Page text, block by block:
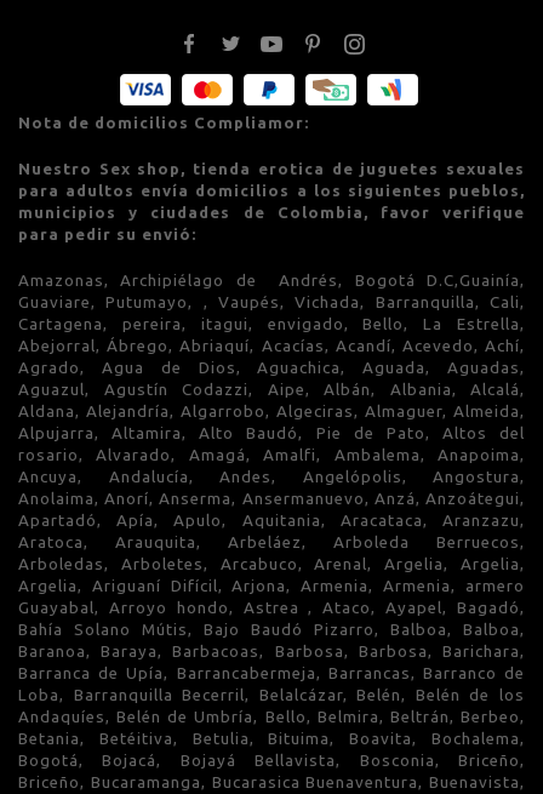
Nota de domicilios Compliamor:
Nuestro Sex shop, tienda erotica de juguetes sexuales
para adultos envía domicilios a los siguientes pueblos,
municipios y ciudades de Colombia, favor verifique
para pedir su envió:
Amazonas, Archipiélago de Andrés, Bogotá D.C,Guainía,
Guaviare, Putumayo, , Vaupés, Vichada, Barranquilla, Cali,
Cartagena, pereira, itagui, envigado, Bello, La Estrella,
Abejorral, Ábrego, Abriaquí, Acacías, Acandí, Acevedo, Achí,
Agrado, Agua de Dios, Aguachica, Aguada, Aguadas,
Aguazul, Agustín Codazzi, Aipe, Albán, Albania, Alcalá,
Aldana, Alejandría, Algarrobo, Algeciras, Almaguer, Almeida,
Alpujarra, Altamira, Alto Baudó, Pie de Pato, Altos del
rosario, Alvarado, Amagá, Amalfi, Ambalema, Anapoima,
Ancuya, Andalucía, Andes, Angelópolis, Angostura,
Anolaima, Anorí, Anserma, Ansermanuevo, Anzá, Anzoátegui,
Apartadó, Apía, Apulo, Aquitania, Aracataca, Aranzazu,
Aratoca, Arauquita, Arbeláez, Arboleda Berruecos,
Arboledas, Arboletes, Arcabuco, Arenal, Argelia, Argelia,
Argelia, Ariguaní Difícil, Arjona, Armenia, Armenia, armero
Guayabal, Arroyo hondo, Astrea , Ataco, Ayapel, Bagadó,
Bahía Solano Mútis, Bajo Baudó Pizarro, Balboa, Balboa,
Baranoa, Baraya, Barbacoas, Barbosa, Barbosa, Barichara,
Barranca de Upía, Barrancabermeja, Barrancas, Barranco de
Loba, Barranquilla Becerril, Belalcázar, Belén, Belén de los
Andaquíes, Belén de Umbría, Bello, Belmira, Beltrán, Berbeo,
Betania, Betéitiva, Betulia, Bituima, Boavita, Bochalema,
Bogotá, Bojacá, Bojayá Bellavista, Bosconia, Briceño,
Briceño, Bucaramanga, Bucarasica Buenaventura, Buenavista,